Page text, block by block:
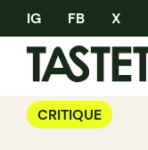
IG FB X
CRITIQUE